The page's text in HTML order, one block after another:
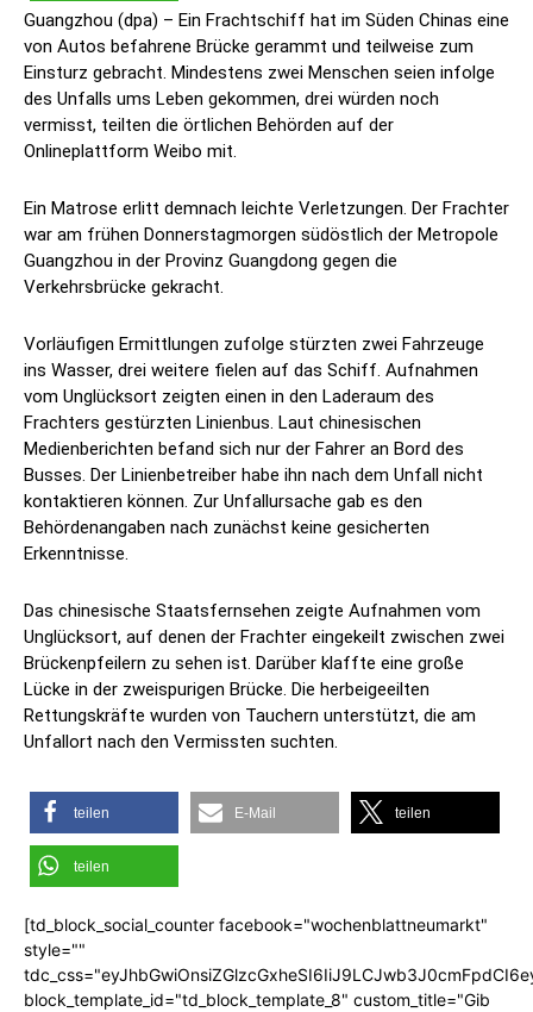
Guangzhou (dpa) – Ein Frachtschiff hat im Süden Chinas eine
von Autos befahrene Brücke gerammt und teilweise zum
Einsturz gebracht. Mindestens zwei Menschen seien infolge
des Unfalls ums Leben gekommen, drei würden noch
vermisst, teilten die örtlichen Behörden auf der
Onlineplattform Weibo mit.
Ein Matrose erlitt demnach leichte Verletzungen. Der Frachter
war am frühen Donnerstagmorgen südöstlich der Metropole
Guangzhou in der Provinz Guangdong gegen die
Verkehrsbrücke gekracht.
Vorläufigen Ermittlungen zufolge stürzten zwei Fahrzeuge
ins Wasser, drei weitere fielen auf das Schiff. Aufnahmen
vom Unglücksort zeigten einen in den Laderaum des
Frachters gestürzten Linienbus. Laut chinesischen
Medienberichten befand sich nur der Fahrer an Bord des
Busses. Der Linienbetreiber habe ihn nach dem Unfall nicht
kontaktieren können. Zur Unfallursache gab es den
Behördenangaben nach zunächst keine gesicherten
Erkenntnisse.
Das chinesische Staatsfernsehen zeigte Aufnahmen vom
Unglücksort, auf denen der Frachter eingekeilt zwischen zwei
Brückenpfeilern zu sehen ist. Darüber klaffte eine große
Lücke in der zweispurigen Brücke. Die herbeigeeilten
Rettungskräfte wurden von Tauchern unterstützt, die am
Unfallort nach den Vermissten suchten.
teilen E-Mail teilen
teilen
[td_block_social_counter facebook="wochenblattneumarkt"
style=""
block_template_id="td_block_template_8" custom_title="Gib